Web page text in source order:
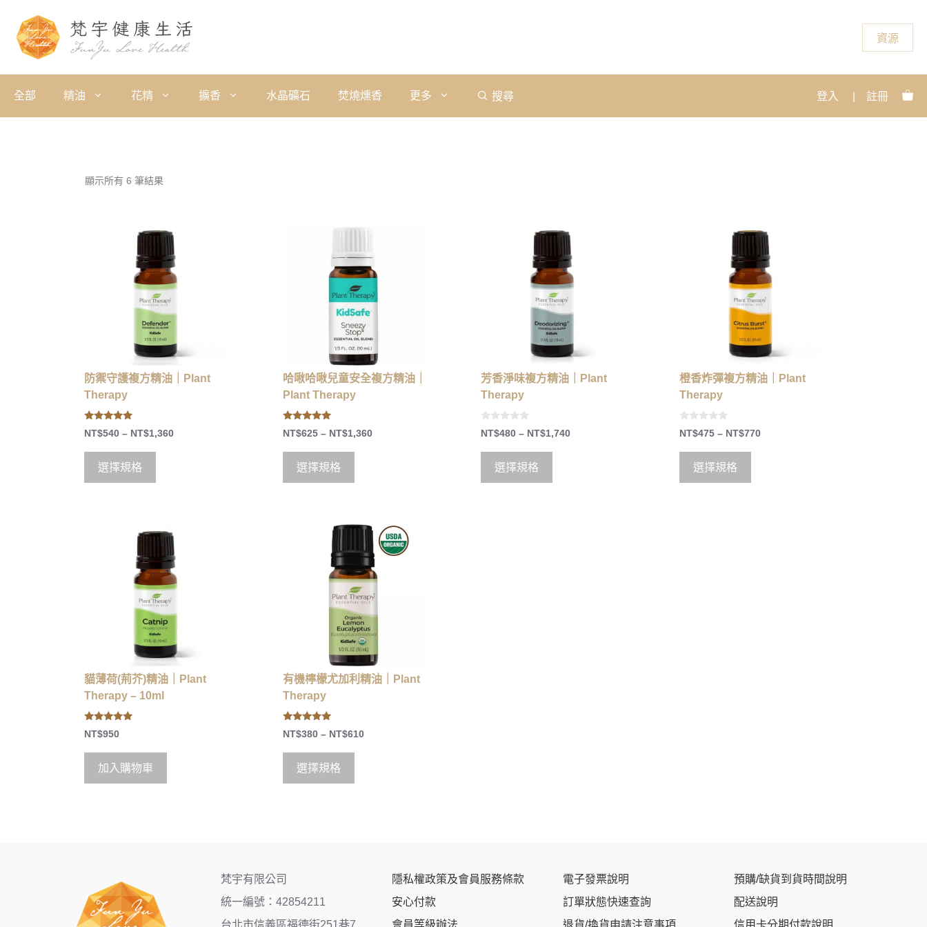
資源
全部 精油 花精 擴香 水晶礦石 焚燒燻香 更多 搜尋 登入 註冊
顯示所有 6 筆結果
防禦守護複方精油｜Plant
Therapy
5.00
out of 5
NT$540 – NT$1,360
選擇規格
哈啾哈啾兒童安全複方精油｜
Plant Therapy
5.00
out of 5
NT$625 – NT$1,360
選擇規格
芳香淨味複方精油｜Plant
Therapy
0
o
5
NT$480 – NT$1,740
選擇規格
橙香炸彈複方精油｜Plant
Therapy
0
o
5
NT$475 – NT$770
選擇規格
貓薄荷(荊芥)精油｜Plant
Therapy – 10ml
5.00
out of 5
NT$950
加入購物車
有機檸檬尤加利精油｜Plant
Therapy
5.00
out of 5
NT$380 – NT$610
選擇規格
梵宇有限公司
統一編號：42854211
隱私權政策及會員服務條款
安心付款
電子發票說明
訂單狀態快速查詢
預購/缺貨到貨時間說明
配送說明